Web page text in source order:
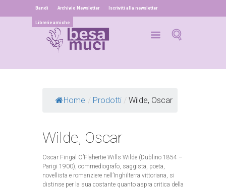
Bandi Archivio Newsletter Iscriviti alla newsletter
Librerie amiche
Home / Prodotti / Wilde, Oscar
Wilde, Oscar
Oscar Fingal O’Flahertie Wills Wilde (Dublino 1854 –
Parigi 1900), commediografo, saggista, poeta,
novellista e romanziere nell’Inghilterra vittoriana, si
distinse per la sua costante quanto aspra critica della